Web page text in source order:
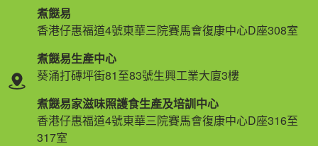
煮餸易
香港仔惠福道4號東華三院賽馬會復康中心D座308室
煮餸易生產中心
葵涌打磚坪街81至83號生興工業大廈3樓
煮餸易家滋味照護食生產及培訓中心
香港仔惠福道4號東華三院賽馬會復康中心D座316至
317室